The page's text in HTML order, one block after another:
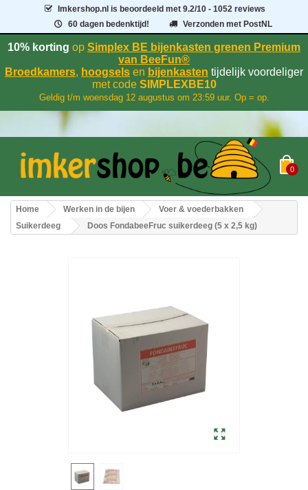
Imkershop.nl is beoordeeld met9.2/10 - 1052 reviews
60 dagen bedenktijd!
Verzonden met PostNL
10% korting op Simplex BE bijenkasten grenen Premium
van BeeFun®
Broedkamers, hoogsels en bijenkasten tijdelijk voordeliger
met codeSIMPLEXBE10
Geldig t/m woensdag 12 augustus om 23:59 uur. Op = op.
0
Home Werken in de bijen
Voer & voederbakken
Suikerdeeg
Doos FondabeeFruc suikerdeeg (5 x 2,5 kg)